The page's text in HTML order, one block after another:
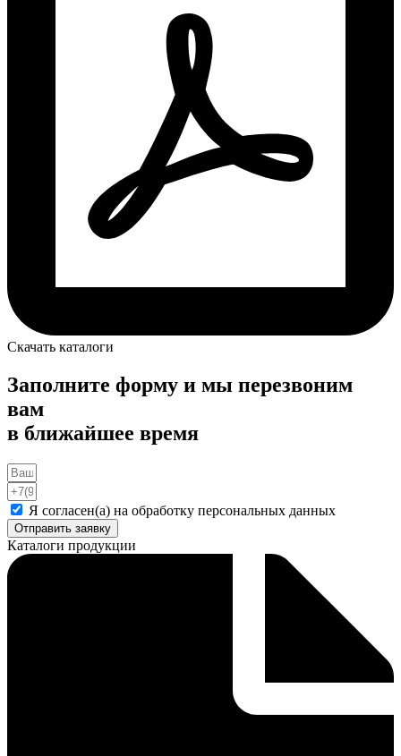
Скачать каталоги
Заполните форму и мы перезвоним
вам
в ближайшее время
Я согласен(а) на обработку персональных данных
Отправить заявку
Каталоги продукции